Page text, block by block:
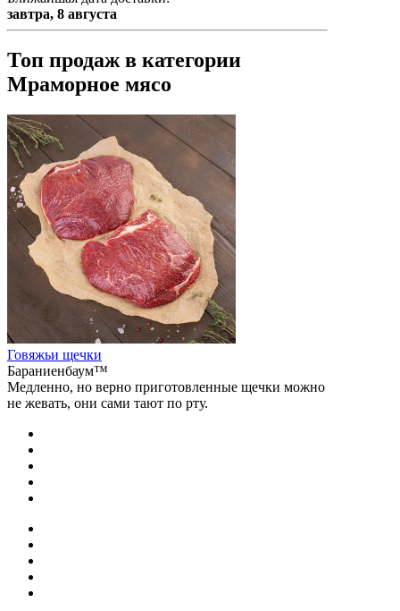
завтра, 8 августа
Топ продаж в категории
Мраморное мясо
Говяжьи щечки
Бараниенбаум™
Медленно, но верно приготовленные щечки можно
не жевать, они сами тают по рту.